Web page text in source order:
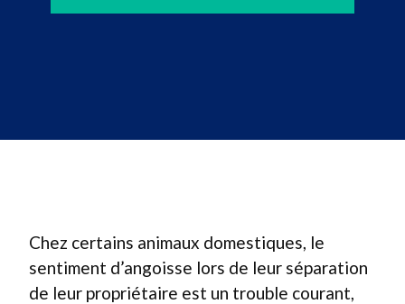
Chez certains animaux domestiques, le
sentiment d’angoisse lors de leur séparation
de leur propriétaire est un trouble courant,